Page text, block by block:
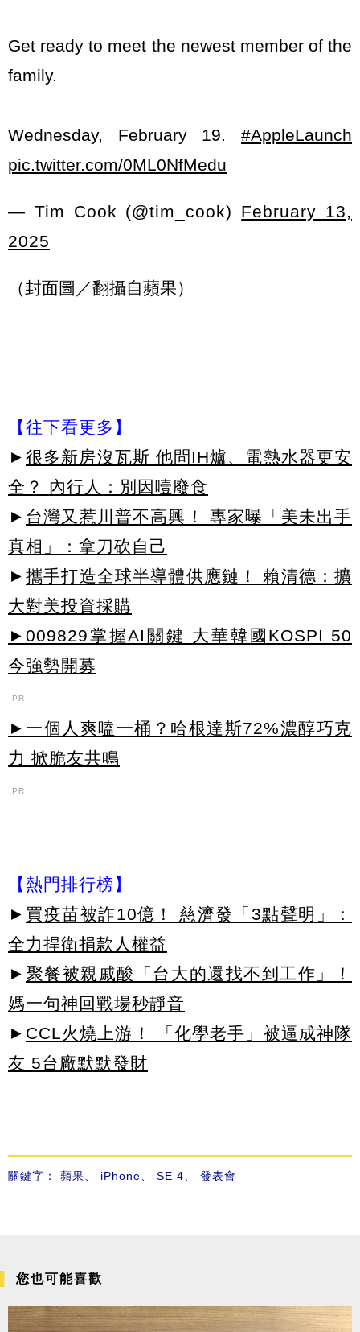
Get ready to meet the newest member of the
family.
Wednesday, February 19. #AppleLaunch
pic.twitter.com/0ML0NfMedu
— Tim Cook (@tim_cook) February 13,
2025
（封面圖／翻攝自蘋果）
【往下看更多】
► 很多新房沒瓦斯 他問IH爐、電熱水器更安
全？ 內行人：別因噎廢食
► 台灣又惹川普不高興！ 專家曝「美未出手
真相」：拿刀砍自己
► 攜手打造全球半導體供應鏈！ 賴清德：擴
大對美投資採購
►009829掌握AI關鍵 大華韓國KOSPI 50
今強勢開募
PR
►一個人爽嗑一桶？哈根達斯72%濃醇巧克
力 掀脆友共鳴
PR
【熱門排行榜】
► 買疫苗被詐10億！ 慈濟發「3點聲明」：
全力捍衛捐款人權益
► 聚餐被親戚酸「台大的還找不到工作」！
媽一句神回戰場秒靜音
► CCL火燒上游！ 「化學老手」被逼成神隊
友 5台廠默默發財
關鍵字： 蘋果 iPhone SE 4 發表會
您也可能喜歡